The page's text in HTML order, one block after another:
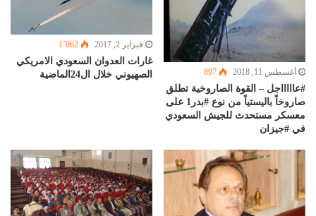
أغسطس 11, 2018 897
#عاااااجل – القوة الصاروخية تطلق
صاروخاً باليستياً من نوع ‎#بدر1 على
معسكر مستحدث للجيش السعودي
في ‎#جيزان
فبراير 2, 2017 1٬062
غارات العدوان السعودي الامريكي
الصهيوني خلال ال24الماضية